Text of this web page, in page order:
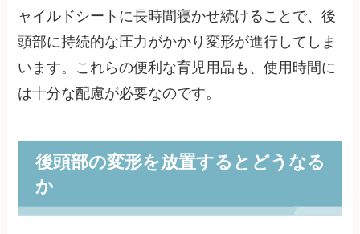
ャイルドシートに長時間寝かせ続けることで、後
頭部に持続的な圧力がかかり変形が進行してしま
います。これらの便利な育児用品も、使用時間に
は十分な配慮が必要なのです。
後頭部の変形を放置するとどうなる
か